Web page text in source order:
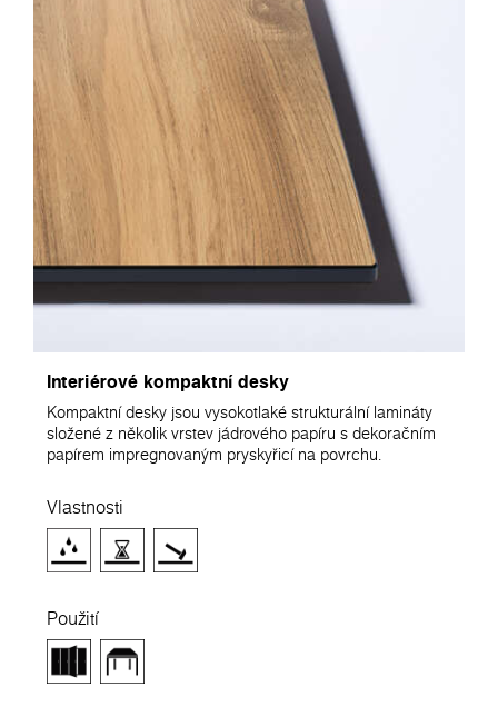
Interiérové kompaktní desky
Kompaktní desky jsou vysokotlaké strukturální lamináty
složené z několik vrstev jádrového papíru s dekoračním
papírem impregnovaným pryskyřicí na povrchu.
Vlastnosti
Použití